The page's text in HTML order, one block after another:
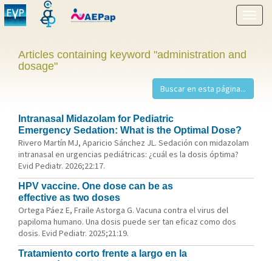
Show
menu
Articles containing keyword "administration and
dosage"
Intranasal Midazolam for Pediatric
Emergency Sedation: What is the Optimal Dose?
Rivero Martín MJ, Aparicio Sánchez JL. Sedación con midazolam
intranasal en urgencias pediátricas: ¿cuál es la dosis óptima?
Evid Pediatr. 2026;22:17.
HPV vaccine. One dose can be as
effective as two doses
Ortega Páez E, Fraile Astorga G. Vacuna contra el virus del
papiloma humano. Una dosis puede ser tan eficaz como dos
dosis. Evid Pediatr. 2025;21:19.
Tratamiento corto frente a largo en la